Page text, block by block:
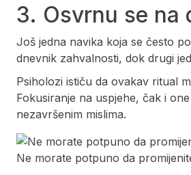
3. Osvrnu se na
Još jedna navika koja se često
dnevnik zahvalnosti, dok drugi
Psiholozi ističu da ovakav ritual
Fokusiranje na uspjehe, čak i
nezavršenim mislima.
Ne morate potpuno da